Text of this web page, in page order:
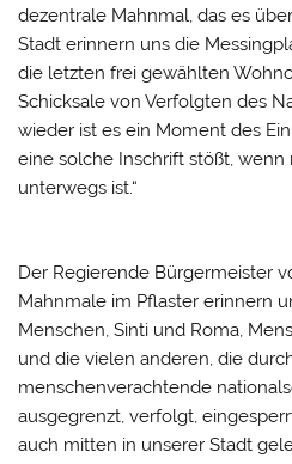
dezentrale Mahnmal, das es
Stadt erinnern uns die
die letzten frei gewählten
Schicksale von Verfolgten des
wieder ist es ein Moment des
eine solche Inschrift stößt, wenn
unterwegs ist.“
Der Regierende Bürgermeister
Mahnmale im Pflaster erinnern
Menschen, Sinti und Roma,
und die vielen anderen, die
menschenverachtende
ausgegrenzt, verfolgt,
auch mitten in unserer Stadt